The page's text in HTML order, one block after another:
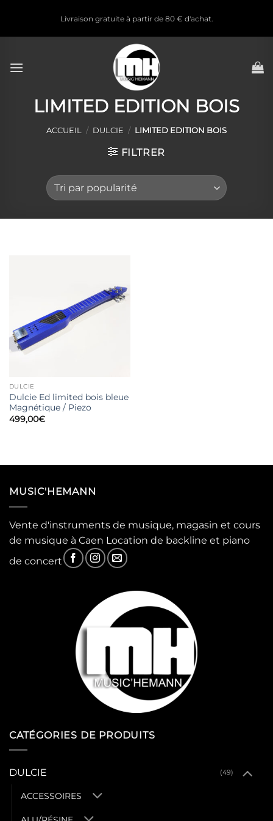
contenu
Livraison gratuite à partir de 80 € d'achat.
LIMITED EDITION BOIS
ACCUEIL / DULCIE / LIMITED EDITION BOIS
FILTRER
DULCIE
Dulcie Ed limited bois bleue
Magnétique / Piezo
499,00€
MUSIC'HEMANN
Vente d'instruments de musique, magasin et cours
de musique à Caen Location de backline et piano
de concert
CATÉGORIES DE PRODUITS
DULCIE (49)
ACCESSOIRES